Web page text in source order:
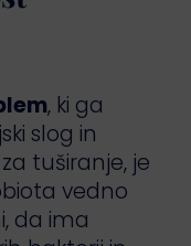
, ki ga
slog in
tuširanje, je
vedno
da ima